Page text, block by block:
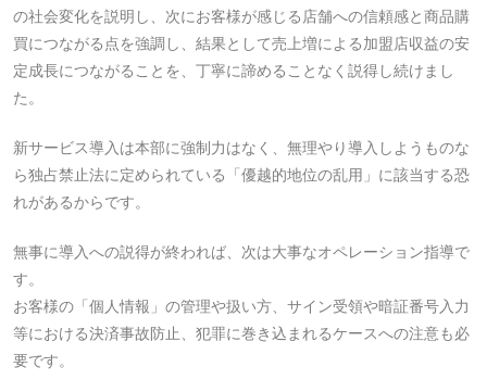
の社会変化を説明し、次にお客様が感じる店舗への信頼感と商品購
買につながる点を強調し、結果として売上増による加盟店収益の安
定成長につながることを、丁寧に諦めることなく説得し続けまし
た。
新サービス導入は本部に強制力はなく、無理やり導入しようものな
ら独占禁止法に定められている「優越的地位の乱用」に該当する恐
れがあるからです。
無事に導入への説得が終われば、次は大事なオペレーション指導で
す。
お客様の「個人情報」の管理や扱い方、サイン受領や暗証番号入力
等における決済事故防止、犯罪に巻き込まれるケースへの注意も必
要です。